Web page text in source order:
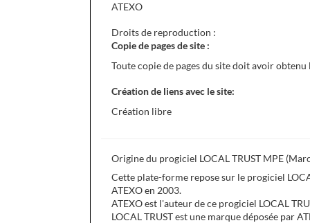
ATEXO
Droits de reproduction :
Copie de pages de site :
Toute copie de pages du site doit avoir
Création de liens avec le site:
Création libre
Origine du progiciel LOCAL TRUST MPE
Cette plate-forme repose sur le progiciel
ATEXO en 2003.
ATEXO est l'auteur de ce progiciel LOCAL
LOCAL TRUST est une marque déposée par